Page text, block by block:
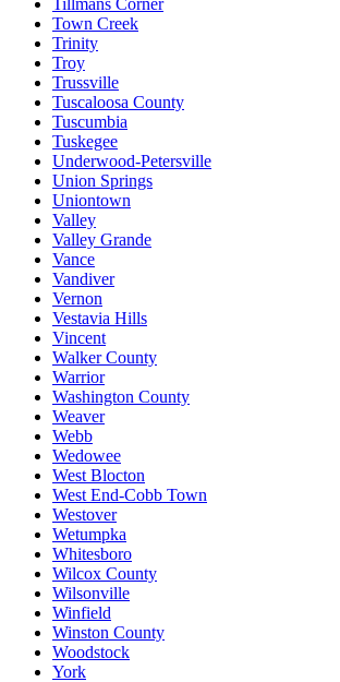
Town Creek
Trinity
Troy
Trussville
Tuscaloosa County
Tuscumbia
Tuskegee
Underwood-Petersville
Union Springs
Uniontown
Valley
Valley Grande
Vance
Vandiver
Vernon
Vestavia Hills
Vincent
Walker County
Warrior
Washington County
Weaver
Webb
Wedowee
West Blocton
West End-Cobb Town
Westover
Wetumpka
Whitesboro
Wilcox County
Wilsonville
Winfield
Winston County
Woodstock
York